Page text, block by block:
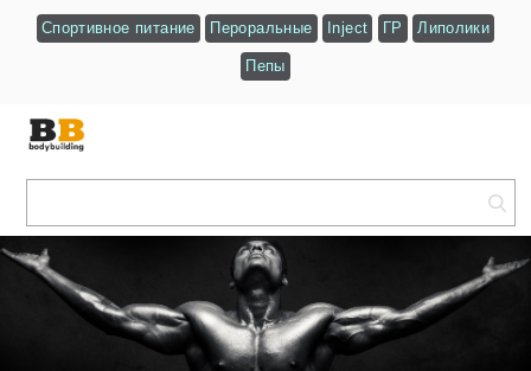
Спортивное питание Пероральные Inject ГР Липолики
Пепы